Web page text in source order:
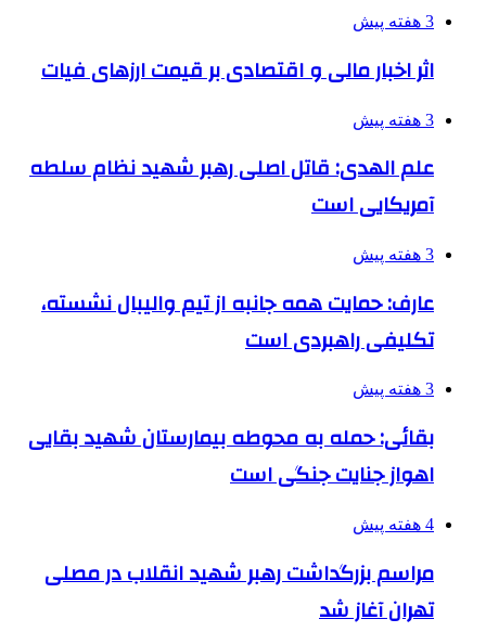
3 هفته پیش
اثر اخبار مالی و اقتصادی بر قیمت ارزهای فیات
3 هفته پیش
علم الهدی: قاتل اصلی رهبر شهید نظام سلطه
آمریکایی است
3 هفته پیش
عارف: حمایت همه جانبه از تیم والیبال نشسته،
تکلیفی راهبردی است
3 هفته پیش
بقائی: حمله به محوطه بیمارستان شهید بقایی
اهواز جنایت جنگی است
4 هفته پیش
مراسم بزرگداشت رهبر شهید انقلاب در مصلی
تهران آغاز شد